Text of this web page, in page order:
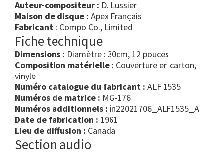
Auteur-compositeur : D. Lussier
Maison de disque : Apex Français
Fabricant : Compo Co., Limited
Fiche technique
Dimensions : Diamètre : 30cm, 12 pouces
Composition matérielle : Couverture en carton,
vinyle
Numéro catalogue du fabricant : ALF 1535
Numéros de matrice : MG-176
Numéros additionnels : in22021706_ALF1535_A
Date de fabrication : 1961
Lieu de diffusion : Canada
Section audio